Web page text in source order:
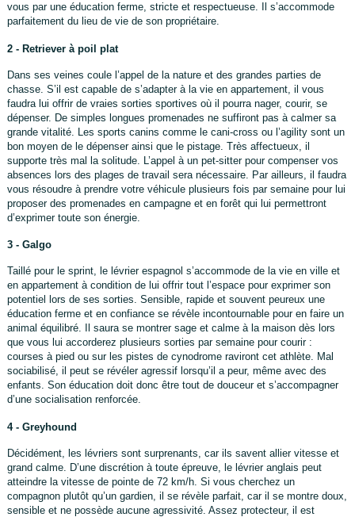
vous par une éducation ferme, stricte et respectueuse. Il s’accommode
parfaitement du lieu de vie de son propriétaire.
2 - Retriever à poil plat
Dans ses veines coule l’appel de la nature et des grandes parties de
chasse. S’il est capable de s’adapter à la vie en appartement, il vous
faudra lui offrir de vraies sorties sportives où il pourra nager, courir, se
dépenser. De simples longues promenades ne suffiront pas à calmer sa
grande vitalité. Les sports canins comme le cani-cross ou l’agility sont un
bon moyen de le dépenser ainsi que le pistage. Très affectueux, il
supporte très mal la solitude. L’appel à un pet-sitter pour compenser vos
absences lors des plages de travail sera nécessaire. Par ailleurs, il faudra
vous résoudre à prendre votre véhicule plusieurs fois par semaine pour lui
proposer des promenades en campagne et en forêt qui lui permettront
d’exprimer toute son énergie.
3 - Galgo
Taillé pour le sprint, le lévrier espagnol s’accommode de la vie en ville et
en appartement à condition de lui offrir tout l’espace pour exprimer son
potentiel lors de ses sorties. Sensible, rapide et souvent peureux une
éducation ferme et en confiance se révèle incontournable pour en faire un
animal équilibré. Il saura se montrer sage et calme à la maison dès lors
que vous lui accorderez plusieurs sorties par semaine pour courir :
courses à pied ou sur les pistes de cynodrome raviront cet athlète. Mal
sociabilisé, il peut se révéler agressif lorsqu’il a peur, même avec des
enfants. Son éducation doit donc être tout de douceur et s’accompagner
d’une socialisation renforcée.
4 - Greyhound
Décidément, les lévriers sont surprenants, car ils savent allier vitesse et
grand calme. D’une discrétion à toute épreuve, le lévrier anglais peut
atteindre la vitesse de pointe de 72 km/h. Si vous cherchez un
compagnon plutôt qu’un gardien, il se révèle parfait, car il se montre doux,
sensible et ne possède aucune agressivité. Assez protecteur, il est